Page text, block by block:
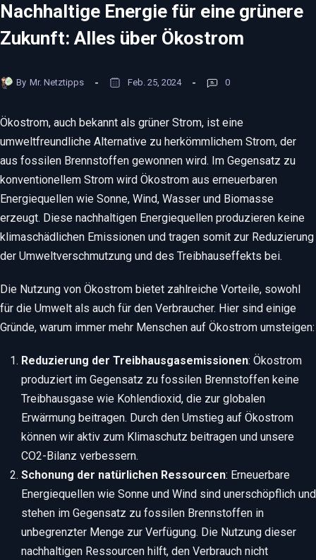
Nachhaltige Energie für eine grünere
Zukunft: Alles über Ökostrom
By Mr. Netztipps Feb. 25, 2024 0
Ökostrom, auch bekannt als grüner Strom, ist eine
umweltfreundliche Alternative zu herkömmlichem Strom, der
aus fossilen Brennstoffen gewonnen wird. Im Gegensatz zu
konventionellem Strom wird Ökostrom aus erneuerbaren
Energiequellen wie Sonne, Wind, Wasser und Biomasse
erzeugt. Diese nachhaltigen Energiequellen produzieren keine
klimaschädlichen Emissionen und tragen somit zur Reduzierung
der Umweltverschmutzung und des Treibhauseffekts bei.
Die Nutzung von Ökostrom bietet zahlreiche Vorteile, sowohl
für die Umwelt als auch für den Verbraucher. Hier sind einige
Gründe, warum immer mehr Menschen auf Ökostrom umsteigen:
Reduzierung der Treibhausgasemissionen: Ökostrom
produziert im Gegensatz zu fossilen Brennstoffen keine
Treibhausgase wie Kohlendioxid, die zur globalen
Erwärmung beitragen. Durch den Umstieg auf Ökostrom
können wir aktiv zum Klimaschutz beitragen und unsere
CO2-Bilanz verbessern.
Schonung der natürlichen Ressourcen: Erneuerbare
Energiequellen wie Sonne und Wind sind unerschöpflich und
stehen im Gegensatz zu fossilen Brennstoffen in
unbegrenzter Menge zur Verfügung. Die Nutzung dieser
nachhaltigen Ressourcen hilft, den Verbrauch nicht